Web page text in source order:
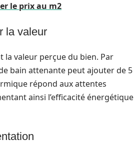
le prix au m2
la valeur
valeur perçue du bien. Par
bain attenante peut ajouter de 5
répond aux attentes
ainsi l’efficacité énergétique